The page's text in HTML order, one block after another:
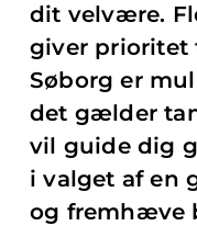
dit velvære.
giver prioritet
Søborg er
det gælder
vil guide dig
i valget af en
og fremhæve